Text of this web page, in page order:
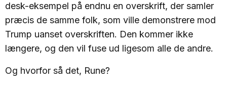
desk-eksempel på endnu en overskrift, der samler
præcis de samme folk, som ville demonstrere mod
Trump uanset overskriften. Den kommer ikke
længere, og den vil fuse ud ligesom alle de andre.
Og hvorfor så det, Rune?